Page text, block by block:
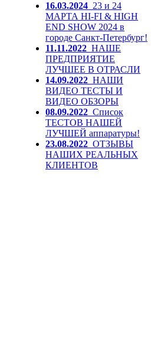
16.03.2024 23 и 24
МАРТА HI-FI & HIGH
END SHOW 2024 в
городе Санкт-Петербург!
11.11.2022 НАШЕ
ПРЕДПРИЯТИЕ
ЛУЧШЕЕ В ОТРАСЛИ
14.09.2022 НАШИ
ВИДЕО ТЕСТЫ И
ВИДЕО ОБЗОРЫ
08.09.2022 Список
ТЕСТОВ НАШЕЙ
ЛУЧШЕЙ аппаратуры!
23.08.2022 ОТЗЫВЫ
НАШИХ РЕАЛЬНЫХ
КЛИЕНТОВ